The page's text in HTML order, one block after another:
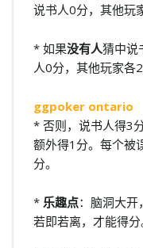
说书人0分，其他玩
* 如果没有人猜中说
人0分，其他玩家各2
ggpoker ontario
* 否则，说书人得3
额外得1分。每个被
分。
* 乐趣点：脑洞大
若即若离，才能得分